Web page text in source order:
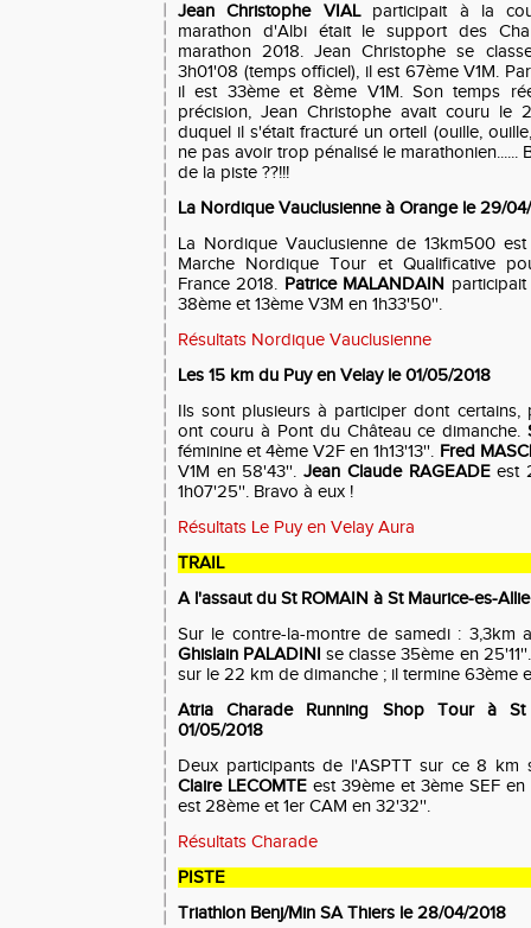
Jean Christophe VIALparticipait à la
marathon d'Albi était le support des
marathon 2018. Jean Christophe se
3h01'08 (temps officiel), il est 67ème V1M.
il est 33ème et 8ème V1M. Son temps
précision, Jean Christophe avait couru le
duquel il s'était fracturé un orteil (ouille,
ne pas avoir trop pénalisé le marathonien......
de la piste ??!!!
La Nordique Vauclusienne à Orange le 29/
La Nordique Vauclusienne de 13km500
Marche Nordique Tour et Qualificative
France 2018. Patrice MALANDAIN
38ème et 13ème V3M en 1h33'50''.
Résultats Nordique Vauclusienne
Les 15 km du Puy en Velay le 01/05/2018
Ils sont plusieurs à participer dont certains,
ont couru à Pont du Château ce dimanche.
féminine et 4ème V2F en 1h13'13''. Fred
V1M en 58'43''.Jean Claude RAGEADEest
1h07'25''. Bravo à eux !
Résultats Le Puy en Velay Aura
TRAIL
A l'assaut du St ROMAIN à St Maurice-es-
Sur le contre-la-montre de samedi : 3,3km
Ghislain PALADINI se classe 35ème en
sur le 22 km de dimanche ; il termine 63ème
Atria Charade Running Shop Tour à St
01/05/2018
Deux participants de l'ASPTT sur ce 8 km
Claire LECOMTE est 39ème et 3ème SEF
est 28ème et 1er CAM en 32'32''.
Résultats Charade
PISTE
Triathlon Benj/Min SA Thiers le 28/04/2018